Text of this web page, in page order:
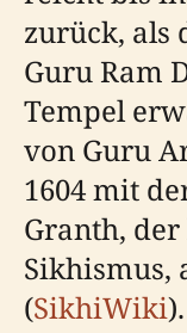
zurück, als
Guru Ram
Tempel
von Guru
1604 mit
Granth,
Sikhismus,
(SikhiWiki